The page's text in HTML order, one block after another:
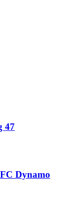
47
Dynamo